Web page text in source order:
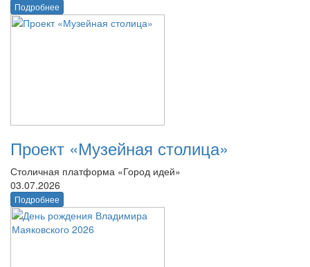
Подробнее
Проект «Музейная столица»
Столичная платформа «Город идей»
03.07.2026
Подробнее